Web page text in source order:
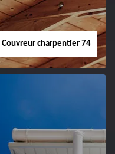
Couvreur charpentier 74